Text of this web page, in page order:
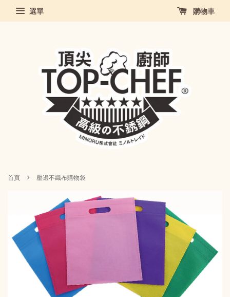
選單 購物車
首頁 › 壓邊不織布購物袋